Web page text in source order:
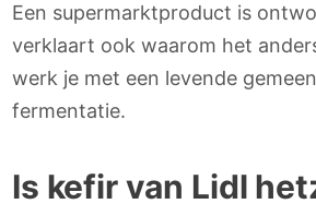
Een supermarktproduct is
verklaart ook waarom het
werk je met een levende
fermentatie.
Is kefir van Lidl